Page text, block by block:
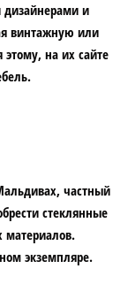
дизайнерами и
винтажную или
на их сайте
частный
стеклянные
материалов.
экземпляре.